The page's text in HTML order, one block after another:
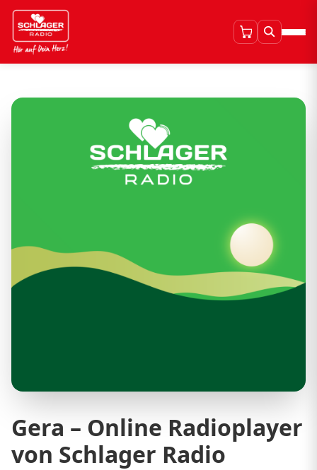
Gera – Online Radioplayer
von Schlager Radio